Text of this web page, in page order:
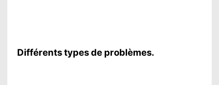
Différents types de problèmes.